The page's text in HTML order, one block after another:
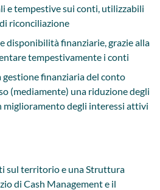
e tempestive sui conti, utilizzabili
riconciliazione
disponibilità finanziarie, grazie alla
tempestivamente i conti
finanziaria del conto
(mediamente) una riduzione degli
miglioramento degli interessi attivi
sul territorio e una Struttura
di Cash Management e il